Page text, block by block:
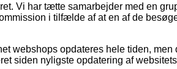
Vi har tætte samarbejder med en
i tilfælde af at en af de
webshops opdateres hele tiden, men
siden nyligste opdatering af